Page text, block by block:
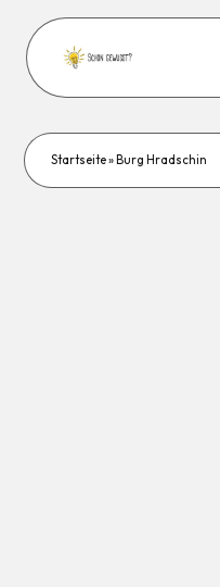
Startseite» Burg Hradschin